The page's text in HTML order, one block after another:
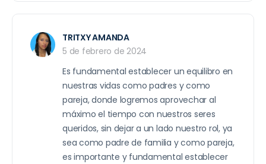
TRITXY AMANDA
5 de febrero de 2024
Es fundamental establecer un equilibro en
nuestras vidas como padres y como
pareja, donde logremos aprovechar al
máximo el tiempo con nuestros seres
queridos, sin dejar a un lado nuestro rol, ya
sea como padre de familia y como pareja,
es importante y fundamental establecer